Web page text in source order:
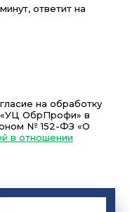
ответит на
на обработку
ОбрПрофи» в
№ 152-ФЗ «О
в отношении